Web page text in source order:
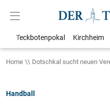
Teckbotenpokal Kirchheim
Home Dotschkal sucht neuen
Handball